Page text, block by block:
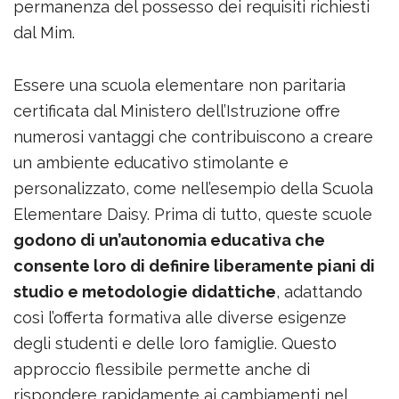
permanenza del possesso dei requisiti richiesti
dal Mim.
Essere una scuola elementare non paritaria
certificata dal Ministero dell’Istruzione offre
numerosi vantaggi che contribuiscono a creare
un ambiente educativo stimolante e
personalizzato, come nell’esempio della Scuola
Elementare Daisy. Prima di tutto, queste scuole
godono di un’autonomia educativa che
consente loro di definire liberamente piani di
studio e metodologie didattiche, adattando
così l’offerta formativa alle diverse esigenze
degli studenti e delle loro famiglie. Questo
approccio flessibile permette anche di
rispondere rapidamente ai cambiamenti nel